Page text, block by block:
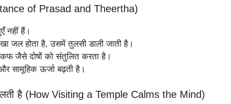
of Prasad and Theertha)
नहीं हैं।
जल होता है, उसमें तुलसी डाली जाती है।
जैसे दोषों को संतुलित करता है।
सामूहिक ऊर्जा बढ़ती है।
है (How Visiting a Temple Calms the Mind)